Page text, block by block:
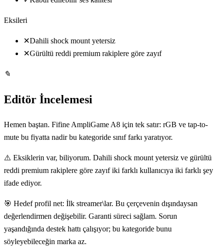
Eksileri
✕Dahili shock mount yetersiz
✕Gürültü reddi premium rakiplere göre zayıf
✎
Editör İncelemesi
Hemen baştan. Fifine AmpliGame A8 için tek satır: rGB ve tap-to-
mute bu fiyatta nadir bu kategoride sınıf farkı yaratıyor.
⚠️ Eksiklerin var, biliyorum. Dahili shock mount yetersiz ve gürültü
reddi premium rakiplere göre zayıf iki farklı kullanıcıya iki farklı şey
ifade ediyor.
🎯 Hedef profil net: İlk streamer\lar. Bu çerçevenin dışındaysan
değerlendirmen değişebilir. Garanti süreci sağlam. Sorun
yaşandığında destek hattı çalışıyor; bu kategoride bunu
söyleyebileceğin marka az.